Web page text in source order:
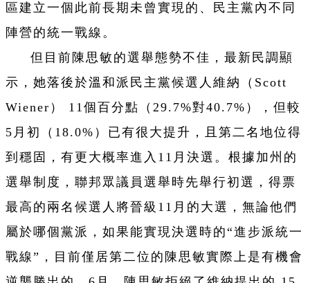
區建立一個此前長期未曾實現的、民主黨內不同
陣營的統一戰線。
但目前陳思敏的選舉態勢不佳，最新民調顯
示，她落後於溫和派民主黨候選人維納（Scott
Wiener） 11個百分點（29.7%對40.7%），但較
5月初（18.0%）已有很大提升，且第二名地位得
到穩固，有更大概率進入11月決選。根據加州的
選舉制度，聯邦眾議員選舉時先舉行初選，得票
最高的兩名候選人將晉級11月的大選，無論他們
屬於哪個黨派，如果能實現決選時的“進步派統一
戰線”，目前僅居第二位的陳思敏實際上是有機會